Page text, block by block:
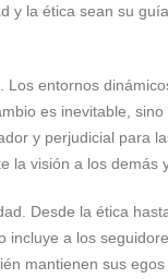
y la ética sean su
entornos
es inevitable,
y perjudicial para
visión a los demás
Desde la ética
a los
mantienen sus